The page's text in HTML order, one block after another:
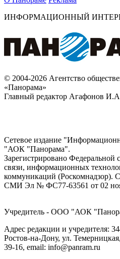
ИНФОРМАЦИОННЫЙ
© 2004-2026 Агентство
«Панорама»
Главный редактор Агафонов
Сетевое издание
"АОК "Панорама".
Зарегистрировано Федеральной
связи, информационных
коммуникаций (Роскомнадзор).
СМИ Эл № ФС77-63561 от 02
Учредитель - ООО "АОК
Адрес редакции и учредителя:
Ростов-на-Дону, ул.
39-16, email: info@panram.ru